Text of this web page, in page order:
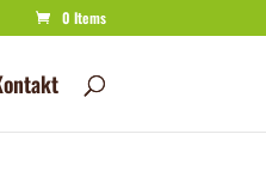
0 Items